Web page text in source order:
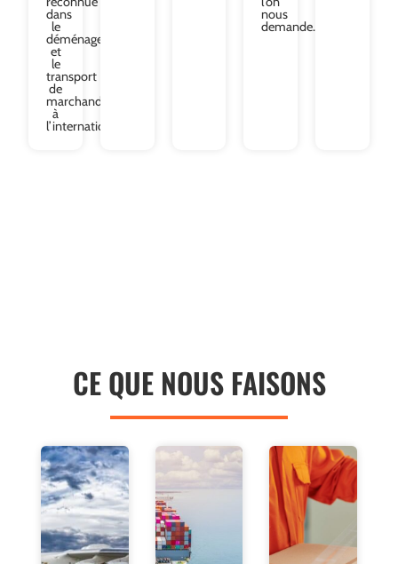
dans
le
déménagement
et
le
transport
de
marchandises
à
l’international.
nous
demande.
CE QUE NOUS FAISONS